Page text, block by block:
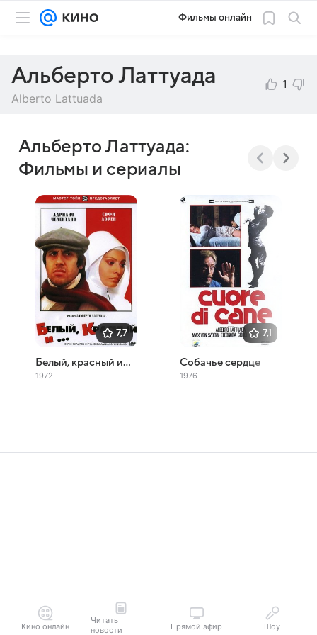
Фильмы онлайн
Альберто Латтуада
Alberto Lattuada
1
Альберто Латтуада:
Фильмы и сериалы
7,7
Белый, красный и...
1972
7,1
Собачье сердце
1976
Кино онлайн
Читать
новости
Прямой эфир Шоу